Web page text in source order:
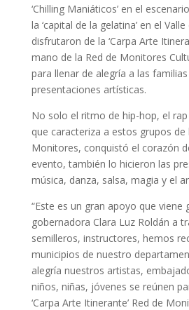
‘Chilling Maniáticos’ en el
la ‘capital de la gelatina’ en el
disfrutaron de la ‘Carpa Arte
mano de la Red de Monitores
para llenar de alegría a las
presentaciones artísticas.
No solo el ritmo de hip-hop, el
que caracteriza a estos grupos de
Monitores, conquistó el corazón
evento, también lo hicieron las
música, danza, salsa, magia y el
“Este es un gran apoyo que viene
gobernadora Clara Luz Roldán a
semilleros, instructores, hemos
municipios de nuestro
alegría nuestros artistas,
niños, niñas, jóvenes se reúnen
‘Carpa Arte Itinerante’ Red de